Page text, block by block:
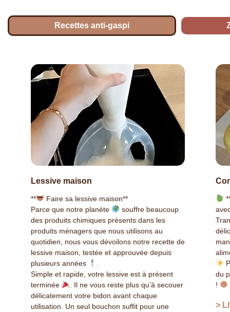
Recettes anti-gaspi
Lessive maison
**
Faire sa lessive maison**
Parce que notre planète
souffre beaucoup
des produits chimiques présents dans les
produits ménagers que nous utilisons au
quotidien, nous vous dévoilons notre recette de
lessive maison, testée et approuvée depuis
plusieurs années
Simple et rapide, votre lessive est à présent
terminée
. Il ne vous reste plus qu’à secouer
délicatement votre bidon avant chaque
utilisation. Un seul bouchon suffit pour une
du
!
>